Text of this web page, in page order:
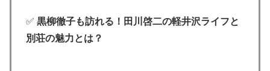
✅ 黒柳徹子も訪れる！田川啓二の軽井沢ライフと
別荘の魅力とは？